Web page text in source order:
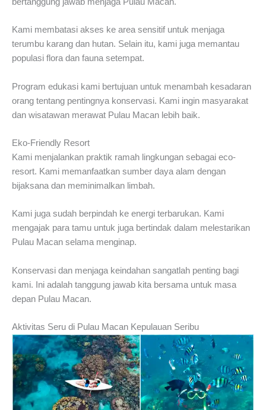
Kami membatasi akses ke area sensitif untuk menjaga
terumbu karang dan hutan. Selain itu, kami juga memantau
populasi flora dan fauna setempat.
Program edukasi kami bertujuan untuk menambah kesadaran
orang tentang pentingnya konservasi. Kami ingin masyarakat
dan wisatawan merawat Pulau Macan lebih baik.
Eko-Friendly Resort
Kami menjalankan praktik ramah lingkungan sebagai eco-
resort. Kami memanfaatkan sumber daya alam dengan
bijaksana dan meminimalkan limbah.
Kami juga sudah berpindah ke energi terbarukan. Kami
mengajak para tamu untuk juga bertindak dalam melestarikan
Pulau Macan selama menginap.
Konservasi dan menjaga keindahan sangatlah penting bagi
kami. Ini adalah tanggung jawab kita bersama untuk masa
depan Pulau Macan.
Aktivitas Seru di Pulau Macan Kepulauan Seribu